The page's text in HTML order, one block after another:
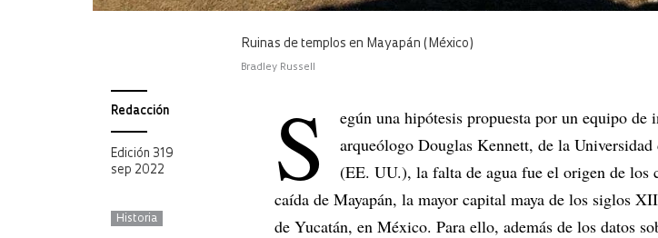
Ruinas de templos en Mayapán (México)
Bradley Russell
Redacción
Edición 319
sep 2022
Historia
S
egún una hipótesis propuesta por un equipo de
arqueólogo Douglas Kennett, de la
(EE. UU.), la falta de agua fue el origen de los
caída de Mayapán, la mayor capital maya de los siglos
de Yucatán, en México. Para ello, además de los datos